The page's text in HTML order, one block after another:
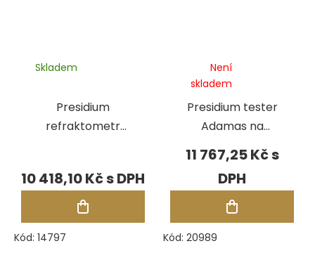
Presidium
refraktometr
Skladem
10 418,10 Kč
Kód: 14797
Presidium tester
Adamas na
diamanty i
moissanity s
magnetickým
hrotem
Není
skladem
11 767,25 Kč
Kód: 20989